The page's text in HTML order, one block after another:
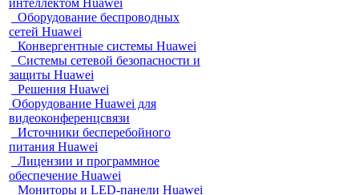
интеллектом Huawei
Оборудование беспроводных
сетей Huawei
Конвергентные системы Huawei
Системы сетевой безопасности и
защиты Huawei
Решения Huawei
Оборудование Huawei для
видеоконференцсвязи
Источники бесперебойного
питания Huawei
Лицензии и программное
обеспечение Huawei
Мониторы и LED-панели Huawei